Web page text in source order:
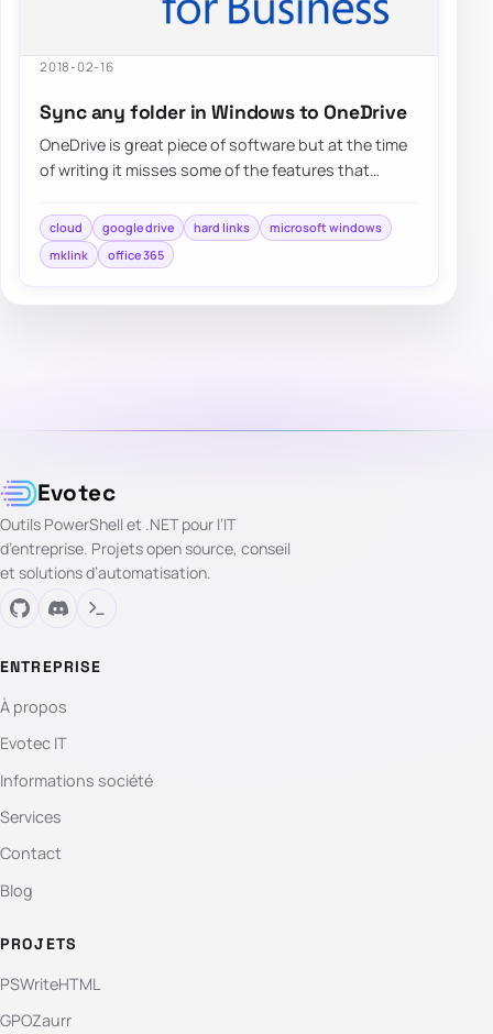
2018-02-16
Sync any folder in Windows to OneDrive
OneDrive is great piece of software but at the time
of writing it misses some of the features that
cloud google drive hard links
microsoft windows
mklink
office 365
Evotec
Outils PowerShell et .NET pour l’IT
d’entreprise. Projets open source, conseil
et solutions d’automatisation.
ENTREPRISE
À propos
Evotec IT
Informations société
Services
Contact
Blog
PROJETS
PSWriteHTML
GPOZaurr